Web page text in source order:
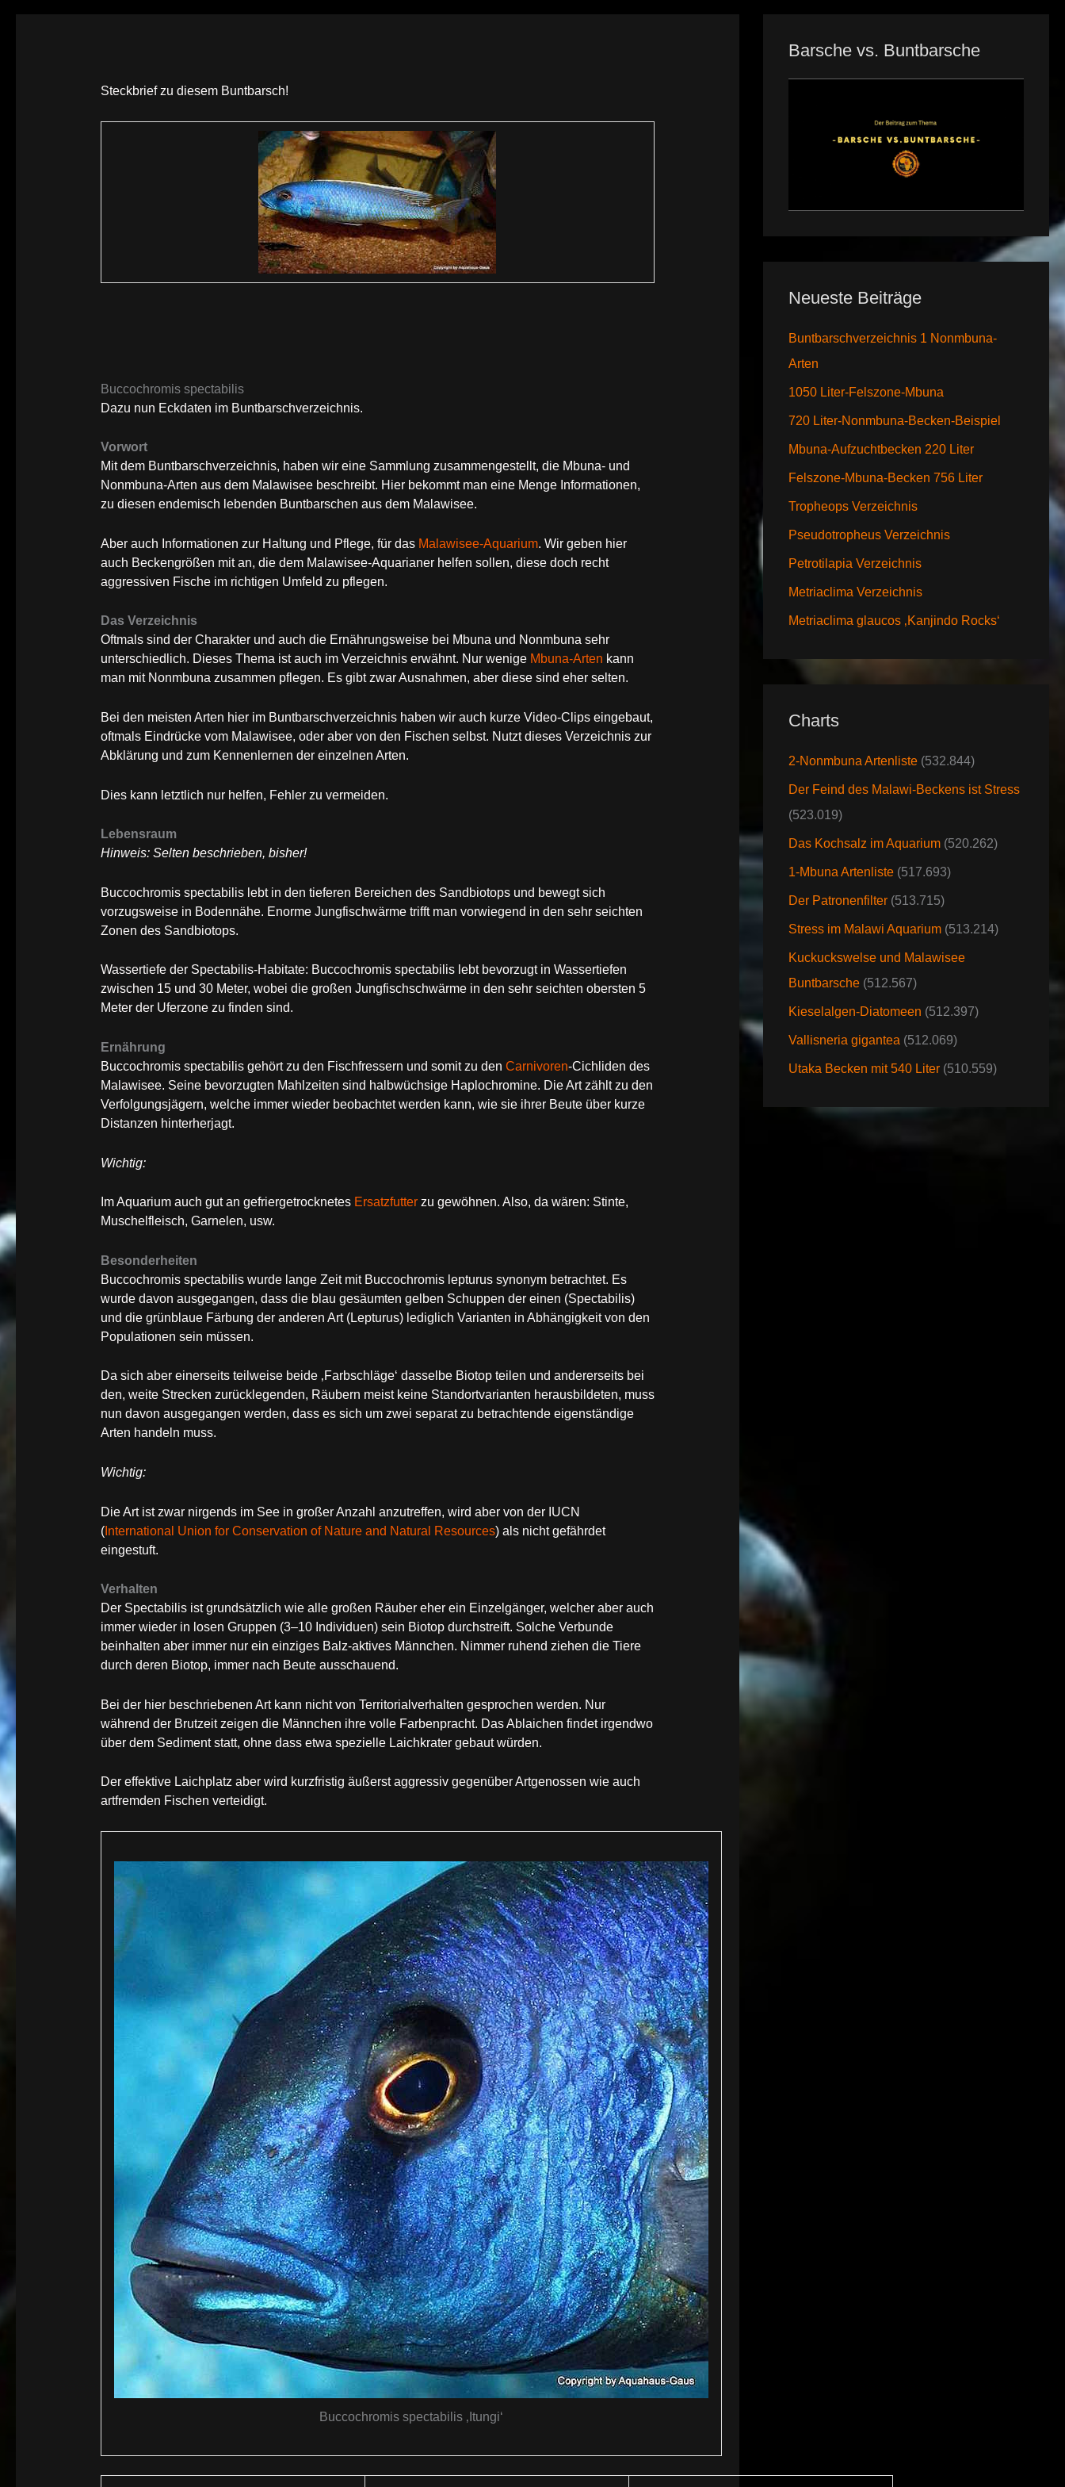
Steckbrief zu diesem Buntbarsch!
Buccochromis spectabilis
Dazu nun Eckdaten im Buntbarschverzeichnis.
Vorwort
Mit dem Buntbarschverzeichnis, haben wir eine Sammlung zusammengestellt, die Mbuna- und
Nonmbuna-Arten aus dem Malawisee beschreibt. Hier bekommt man eine Menge Informationen,
zu diesen endemisch lebenden Buntbarschen aus dem Malawisee.
Aber auch Informationen zur Haltung und Pflege, für das Malawisee-Aquarium. Wir geben hier
auch Beckengrößen mit an, die dem Malawisee-Aquarianer helfen sollen, diese doch recht
aggressiven Fische im richtigen Umfeld zu pflegen.
Das Verzeichnis
Oftmals sind der Charakter und auch die Ernährungsweise bei Mbuna und Nonmbuna sehr
unterschiedlich. Dieses Thema ist auch im Verzeichnis erwähnt. Nur wenige Mbuna-Arten kann
man mit Nonmbuna zusammen pflegen. Es gibt zwar Ausnahmen, aber diese sind eher selten.
Bei den meisten Arten hier im Buntbarschverzeichnis haben wir auch kurze Video-Clips eingebaut,
oftmals Eindrücke vom Malawisee, oder aber von den Fischen selbst. Nutzt dieses Verzeichnis zur
Abklärung und zum Kennenlernen der einzelnen Arten.
Dies kann letztlich nur helfen, Fehler zu vermeiden.
Lebensraum
Hinweis: Selten beschrieben, bisher!
Buccochromis spectabilis lebt in den tieferen Bereichen des Sandbiotops und bewegt sich
vorzugsweise in Bodennähe. Enorme Jungfischwärme trifft man vorwiegend in den sehr seichten
Zonen des Sandbiotops.
Wassertiefe der Spectabilis-Habitate: Buccochromis spectabilis lebt bevorzugt in Wassertiefen
zwischen 15 und 30 Meter, wobei die großen Jungfischschwärme in den sehr seichten obersten 5
Meter der Uferzone zu finden sind.
Ernährung
Buccochromis spectabilis gehört zu den Fischfressern und somit zu den Carnivoren-Cichliden des
Malawisee. Seine bevorzugten Mahlzeiten sind halbwüchsige Haplochromine. Die Art zählt zu den
Verfolgungsjägern, welche immer wieder beobachtet werden kann, wie sie ihrer Beute über kurze
Distanzen hinterherjagt.
Wichtig:
Im Aquarium auch gut an gefriergetrocknetes Ersatzfutterzu gewöhnen. Also, da wären: Stinte,
Muschelfleisch, Garnelen, usw.
Besonderheiten
Buccochromis spectabilis wurde lange Zeit mit Buccochromis lepturus synonym betrachtet. Es
wurde davon ausgegangen, dass die blau gesäumten gelben Schuppen der einen (Spectabilis)
und die grünblaue Färbung der anderen Art (Lepturus) lediglich Varianten in Abhängigkeit von den
Populationen sein müssen.
Da sich aber einerseits teilweise beide ‚Farbschläge‘ dasselbe Biotop teilen und andererseits bei
den, weite Strecken zurücklegenden, Räubern meist keine Standortvarianten herausbildeten, muss
nun davon ausgegangen werden, dass es sich um zwei separat zu betrachtende eigenständige
Arten handeln muss.
Wichtig:
Die Art ist zwar nirgends im See in großer Anzahl anzutreffen, wird aber von der IUCN
(International Union for Conservation of Nature and Natural Resources) als nicht gefährdet
eingestuft.
Verhalten
Der Spectabilis ist grundsätzlich wie alle großen Räuber eher ein Einzelgänger, welcher aber auch
immer wieder in losen Gruppen (3–10 Individuen) sein Biotop durchstreift. Solche Verbunde
beinhalten aber immer nur ein einziges Balz-aktives Männchen. Nimmer ruhend ziehen die Tiere
durch deren Biotop, immer nach Beute ausschauend.
Bei der hier beschriebenen Art kann nicht von Territorialverhalten gesprochen werden. Nur
während der Brutzeit zeigen die Männchen ihre volle Farbenpracht. Das Ablaichen findet irgendwo
über dem Sediment statt, ohne dass etwa spezielle Laichkrater gebaut würden.
Der effektive Laichplatz aber wird kurzfristig äußerst aggressiv gegenüber Artgenossen wie auch
artfremden Fischen verteidigt.
Buccochromis spectabilis ‚Itungi‘
Barsche vs. Buntbarsche
Neueste Beiträge
Buntbarschverzeichnis 1 Nonmbuna-
Arten
1050 Liter-Felszone-Mbuna
720 Liter-Nonmbuna-Becken-Beispiel
Mbuna-Aufzuchtbecken 220 Liter
Felszone-Mbuna-Becken 756 Liter
Tropheops Verzeichnis
Pseudotropheus Verzeichnis
Petrotilapia Verzeichnis
Metriaclima Verzeichnis
Metriaclima glaucos ‚Kanjindo Rocks‘
Charts
2-Nonmbuna Artenliste (532.844)
Der Feind des Malawi-Beckens ist Stress
(523.019)
Das Kochsalz im Aquarium (520.262)
1-Mbuna Artenliste (517.693)
Der Patronenfilter (513.715)
Stress im Malawi Aquarium (513.214)
Kuckuckswelse und Malawisee
Buntbarsche (512.567)
Kieselalgen-Diatomeen (512.397)
Vallisneria gigantea (512.069)
Utaka Becken mit 540 Liter (510.559)